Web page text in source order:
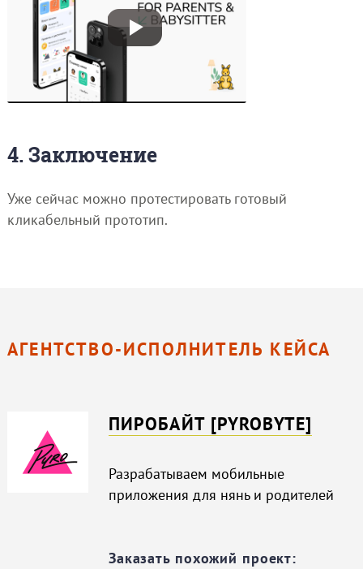
4. Заключение
Уже сейчас можно протестировать готовый
кликабельный прототип.
АГЕНТСТВО-ИСПОЛНИТЕЛЬ КЕЙСА
ПИРОБАЙТ [PYROBYTE]
Разрабатываем мобильные
приложения для нянь и родителей
Заказать похожий проект: